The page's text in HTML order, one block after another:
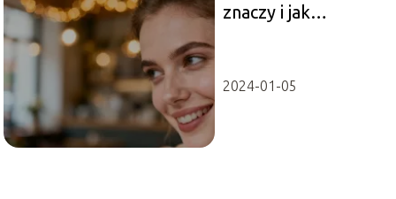
znaczy i jak
2024-01-05